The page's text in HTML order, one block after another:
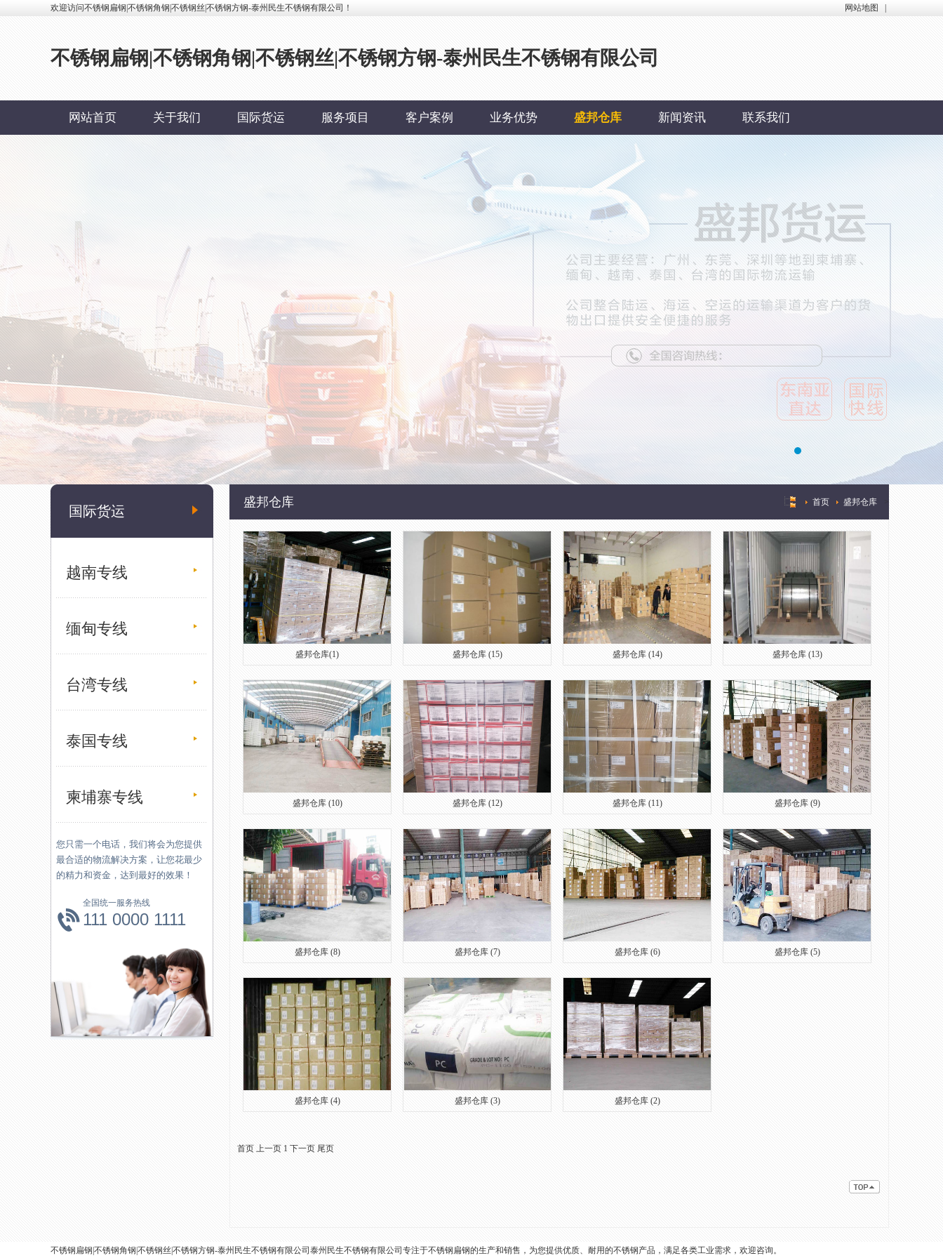
欢迎访问不锈钢扁钢|不锈钢角钢|不锈钢丝|不锈钢方钢-泰州民生不锈钢有限公司！ 网站地图
不锈钢扁钢|不锈钢角钢|不锈钢丝|不锈钢方钢-泰州民生不锈钢有限公司
网站首页 关于我们 国际货运 服务项目 客户案例 业务优势 盛邦仓库 新闻资讯 联系我们
国际货运
越南专线
缅甸专线
台湾专线
泰国专线
柬埔寨专线
您只需一个电话，我们将会为您提供
最合适的物流解决方案，让您花最少
的精力和资金，达到最好的效果！
全国统一服务热线
111 0000 1111
盛邦仓库 首页 盛邦仓库
盛邦仓库(1) 盛邦仓库 (15) 盛邦仓库 (14) 盛邦仓库 (13)
盛邦仓库 (10) 盛邦仓库 (12) 盛邦仓库 (11) 盛邦仓库 (9)
盛邦仓库 (8) 盛邦仓库 (7) 盛邦仓库 (6) 盛邦仓库 (5)
盛邦仓库 (4) 盛邦仓库 (3) 盛邦仓库 (2)
首页 上一页 1 下一页 尾页
不锈钢扁钢|不锈钢角钢|不锈钢丝|不锈钢方钢-泰州民生不锈钢有限公司泰州民生不锈钢有限公司专注于不锈钢扁钢的生产和销售，为您提供优质、耐用的不锈钢产品，满足各类工业需求，欢迎咨询。